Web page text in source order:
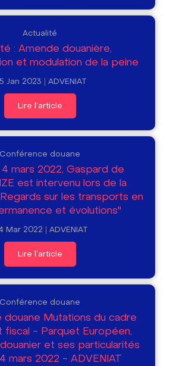
Actualité
: Amende douanière,
et modulation de la peine
Jan 2023 ADVENIAT
Lire l'article
Conférence douane
mars 2022, Gaspard de
est intervenu lors de la
sur les transports en
et évolutions"
Mar 2022 ADVENIAT
Lire l'article
Conférence douane
douane Mutations du cadre
fiscal - Parquet Européen,
et ses particularités
mars 2022 - ADVENIAT